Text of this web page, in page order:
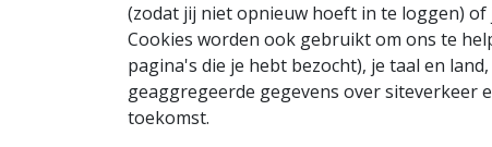
(zodat jij niet opnieuw hoeft in te loggen) of
Cookies worden ook gebruikt om ons te
pagina's die je hebt bezocht), je taal en
geaggregeerde gegevens over siteverkeer
toekomst.